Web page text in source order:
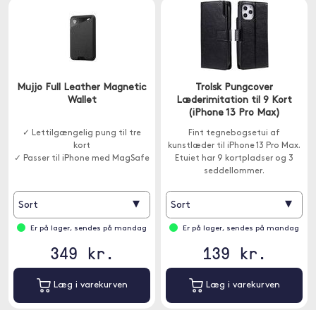
Mujjo Full Leather Magnetic
Wallet
✓ Lettilgængelig pung til tre
kort
✓ Passer til iPhone med MagSafe
Sort ▾
Er på lager, sendes på mandag
349 kr.
Læg i varekurven
Trolsk Pungcover
Læderimitation til 9 Kort
(iPhone 13 Pro Max)
Fint tegnebogsetui af
kunstlæder til iPhone 13 Pro Max.
Etuiet har 9 kortpladser og 3
seddellommer.
Sort ▾
Er på lager, sendes på mandag
139 kr.
Læg i varekurven